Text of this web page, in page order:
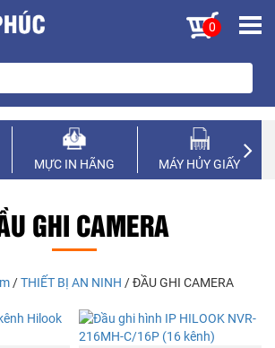
0
MỰC IN HÃNG MÁY HỦY GIẤY
GHI CAMERA
/THIẾT BỊ AN NINH / ĐẦU GHI CAMERA